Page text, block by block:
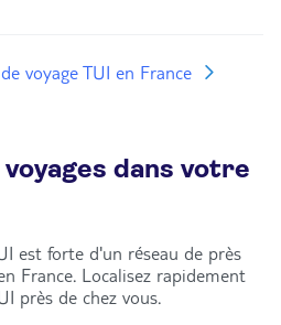
voyage TUI en France
dans votre
est forte d'un réseau de près
France. Localisez rapidement
près de chez vous.